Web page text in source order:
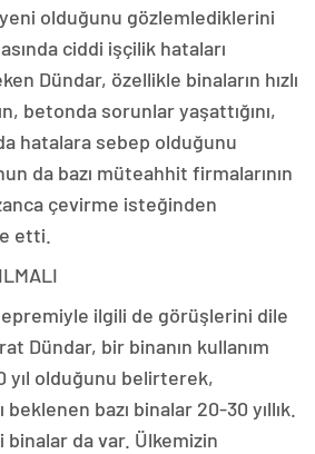
yeni olduğunu gözlemlediklerini
ciddi işçilik hataları
Dündar, özellikle binaların hızlı
betonda sorunlar yaşattığını,
hatalara sebep olduğunu
da bazı müteahhit firmalarının
çevirme isteğinden
etti.
ilgili de görüşlerini dile
Dündar, bir binanın kullanım
yıl olduğunu belirterek,
beklenen bazı binalar 20-30 yıllık.
binalar da var. Ülkemizin